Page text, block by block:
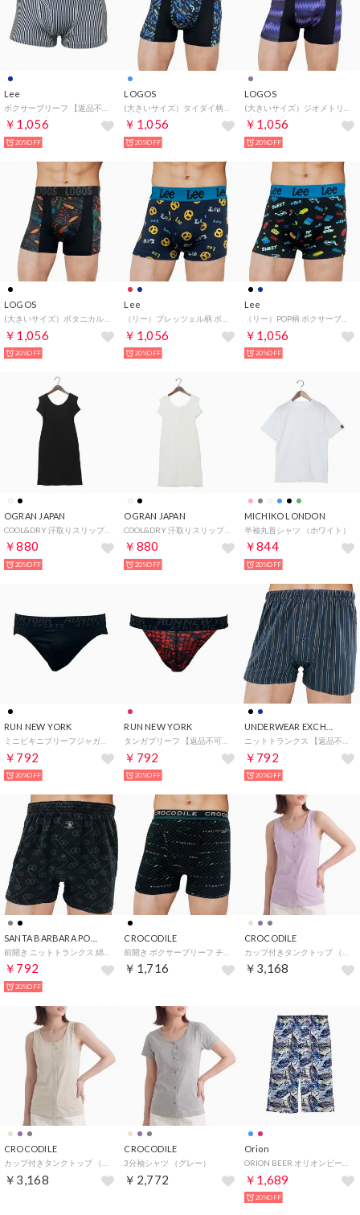
Lee
￥1,056
20%OFF
LOGOS
￥1,056
20%OFF
LOGOS
￥1,056
20%OFF
LOGOS
￥1,056
20%OFF
Lee
￥1,056
20%OFF
Lee
（リー）POP柄 ボクサーブリーフ 【返品不可商品】 （ブラック）
￥1,056
20%OFF
OGRAN JAPAN
￥880
20%OFF
OGRAN JAPAN
￥880
20%OFF
MICHIKO LONDON
半袖丸首シャツ （ホワイト）
￥844
20%OFF
RUN NEW YORK
￥792
20%OFF
RUN NEW YORK
￥792
20%OFF
￥792
20%OFF
￥792
20%OFF
CROCODILE
￥1,716
CROCODILE
￥3,168
CROCODILE
￥3,168
CROCODILE
3分袖シャツ （グレー）
￥2,772
Orion
￥1,689
20%OFF